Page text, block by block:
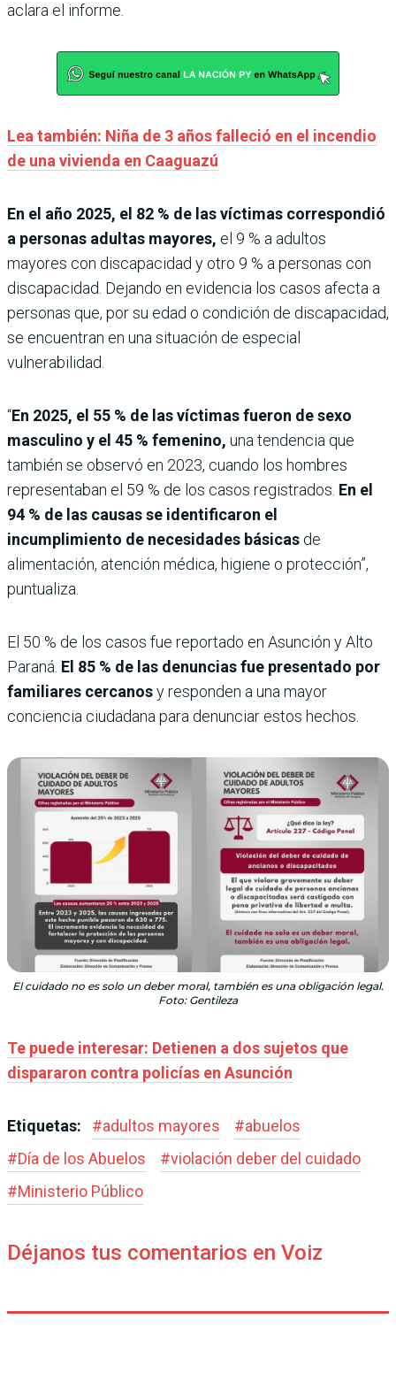
aclara el informe.
Lea también: Niña de 3 años falleció en el incendio
de una vivienda en Caaguazú
En el año 2025, el 82 % de las víctimas correspondió
a personas adultas mayores, el 9 % a adultos
mayores con discapacidad y otro 9 % a personas con
discapacidad. Dejando en evidencia los casos afecta a
personas que, por su edad o condición de discapacidad,
se encuentran en una situación de especial
vulnerabilidad.
“En 2025, el 55 % de las víctimas fueron de sexo
masculino y el 45 % femenino, una tendencia que
también se observó en 2023, cuando los hombres
representaban el 59 % de los casos registrados. En el
94 % de las causas se identificaron el
incumplimiento de necesidades básicas de
alimentación, atención médica, higiene o protección”,
puntualiza.
El 50 % de los casos fue reportado en Asunción y Alto
Paraná. El 85 % de las denuncias fue presentado por
familiares cercanosy responden a una mayor
conciencia ciudadana para denunciar estos hechos.
El cuidado no es solo un deber moral, también es una obligación legal.
Foto: Gentileza
Te puede interesar: Detienen a dos sujetos que
dispararon contra policías en Asunción
Etiquetas: #adultos mayores #abuelos
#Día de los Abuelos #violación deber del cuidado
#Ministerio Público
Déjanos tus comentarios en Voiz